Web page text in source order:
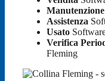
Manutenzione
Assistenza
Usato
Verifica
Fleming